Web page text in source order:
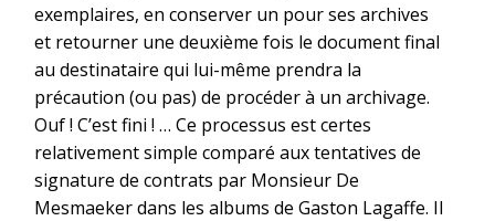
exemplaires, en conserver un pour ses archives
et retourner une deuxième fois le document final
au destinataire qui lui-même prendra la
précaution (ou pas) de procéder à un archivage.
Ouf ! C’est fini ! … Ce processus est certes
relativement simple comparé aux tentatives de
signature de contrats par Monsieur De
Mesmaeker dans les albums de Gaston Lagaffe. Il